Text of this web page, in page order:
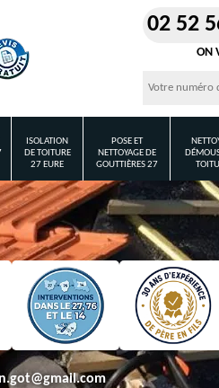
02 52
ON
ISOLATION
DE TOITURE
27 EURE
POSE ET
NETTOYAGE DE
GOUTTIÈRES 27